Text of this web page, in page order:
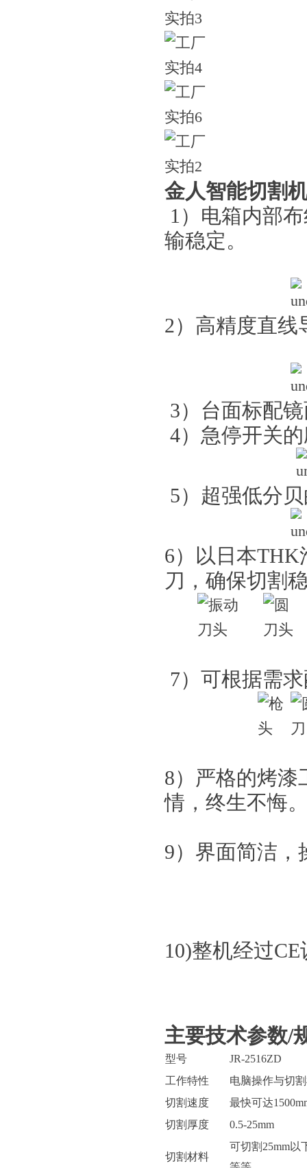
金人智能切割
1）电箱内部
输稳定。
2）高精度直
3）台面标配
4）急停开关
5）超强低分
6）以日本THK
刀，确保切割
7）可根据需
8）严格的烤漆
情，终生不悔
9）界面简洁，
10)整机经过
主要技术参数/
型号
JR-2516ZD
工作特性
电脑操作与切
切割速度
最快可达
切割厚度
0.5-25mm
切割材料
可切割25mm以